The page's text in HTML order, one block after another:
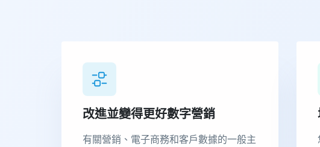
改進並變得更好數字營銷
有關營銷、電子商務和客戶數據的一般主